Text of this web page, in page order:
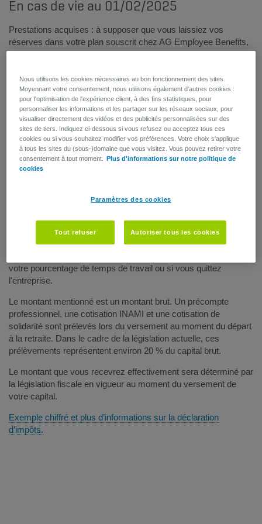
En cas de vie au 01/02/2025
Prestations acquises : à supposer que vous laissiez vos
réserves dans votre plan souscrit chez AG Employee Benefits,
il s’agit du montant brut que vous recevriez à la date de pension
situation (mentionnée sur la fiche).
Capital simulé :vous recevrez ce montant – diminué des
retenues fiscales et sociales –si vous êtes encore en vie à la
date de pension prévue dans le règlement. Ce montant peut
vous êtes versé en une fois à la date de pension.
Le montant mentionné est une estimation. Plusieurs hypothèses
sont utilisées dans le cadre de la simulation du capital. En
l'engagement de pension ou de modification de certains
pourcentage de temps travail). Généralement, le capital
augmente chaque année, parce que le salaire augmente
(indexation, augmentations salariales…). Cependant, ce
votre pourcentage de temps de travail ou si vous quittez
l'entreprise.
Le montant mentionné est un montant brut. Un précompte
professionnel, une cotisation INAMI et une cotisation de
solidarité sont prélevés lors du versement au moment du départ
à la retraite. Dans le cadre de la législation actuelle, ces
prélèvements représentent environ 20 % du capital brut.
Le montant que vous recevrez effectivement sera déterminé par
la législation fiscale en vigueur au moment du versement de
votre capital.
Exemple chiffré et plus d’informations sur la déclaration
d’impôts.
Nous utilisons les cookies nécessaires au bon fonctionnement des sites.
Moyennant votre consentement, nous utilisons également d'autres cookies :
pour l'optimisation de l'expérience client, à des fins statistiques, pour
personnaliser les informations et les partager sur les réseaux sociaux, pour
visualiser directement des vidéos et des publicités personnalisées sur des
sites de tiers. Indiquez ci-dessous si vous refusez ou acceptez tous ces
cookies ou si vous souhaitez modifier vos préférences. Votre choix s'applique
à tous les sites du (sous-)domaine que vous visitez. Vous pouvez retirer votre
consentement à tout moment.
Plus d'informations sur notre politique de
cookies
Paramètres des cookies
Tout refuser Autoriser tous les cookies